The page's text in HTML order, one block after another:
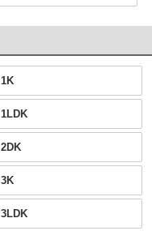
1K
1LDK
2DK
3K
3LDK